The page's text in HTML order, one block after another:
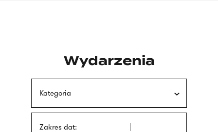
Wydarzenia
Kategoria
Zakres dat: